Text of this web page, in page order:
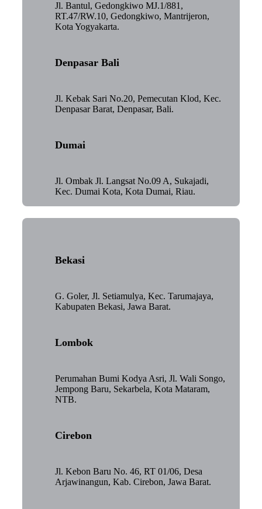
Jl. Bantul, Gedongkiwo MJ.1/881,
RT.47/RW.10, Gedongkiwo, Mantrijeron,
Kota Yogyakarta.
Denpasar Bali
Jl. Kebak Sari No.20, Pemecutan Klod, Kec.
Denpasar Barat, Denpasar, Bali.
Dumai
Jl. Ombak Jl. Langsat No.09 A, Sukajadi,
Kec. Dumai Kota, Kota Dumai, Riau.
Bekasi
G. Goler, Jl. Setiamulya, Kec. Tarumajaya,
Kabupaten Bekasi, Jawa Barat.
Lombok
Perumahan Bumi Kodya Asri, Jl. Wali Songo,
Jempong Baru, Sekarbela, Kota Mataram,
NTB.
Cirebon
Jl. Kebon Baru No. 46, RT 01/06, Desa
Arjawinangun, Kab. Cirebon, Jawa Barat.